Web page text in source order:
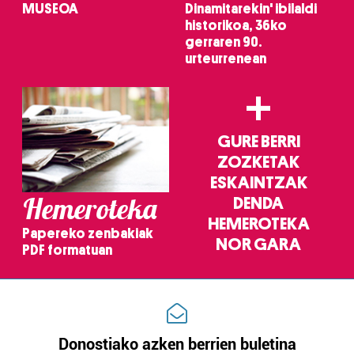
MUSEOA
Dinamitarekin' ibilaldi
historikoa, 36ko
gerraren 90.
urteurrenean
Hemeroteka
Papereko zenbakiak
PDF formatuan
+
GURE BERRI
ZOZKETAK
ESKAINTZAK
DENDA
HEMEROTEKA
NOR GARA
Donostiako azken berrien buletina